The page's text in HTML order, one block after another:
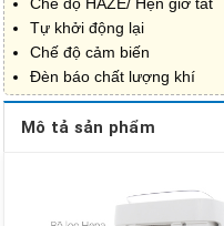
Tự khởi động lại
Chế độ cảm biến
Đèn báo chất lượng khí
Mô tả sản phẩm